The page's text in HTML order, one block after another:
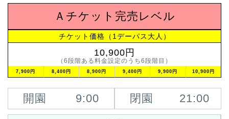
Ａチケット完売レベル
チケット価格（1デーパス大人）
10,900円
（6段階ある料金設定のうち6段階目）
7,900円 8,400円 8,900円 9,400円 9,900円 10,900円
開園 9:00 閉園 21:00